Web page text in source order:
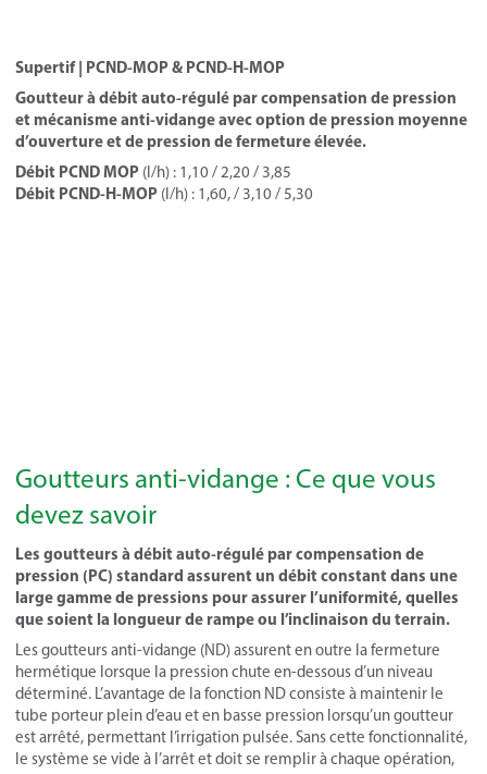
Supertif | PCND-MOP & PCND-H-MOP
Goutteur à débit auto-régulé par compensation de pression
et mécanisme anti-vidange avec option de pression moyenne
d’ouverture et de pression de fermeture élevée.
Débit PCND MOP (l/h) : 1,10 / 2,20 / 3,85
Débit PCND-H-MOP (l/h) : 1,60, / 3,10 / 5,30
Goutteurs anti-vidange : Ce que vous
devez savoir
Les goutteurs à débit auto-régulé par compensation de
pression (PC) standard assurent un débit constant dans une
large gamme de pressions pour assurer l’uniformité, quelles
que soient la longueur de rampe ou l’inclinaison du terrain.
Les goutteurs anti-vidange (ND) assurent en outre la fermeture
hermétique lorsque la pression chute en-dessous d’un niveau
déterminé. L’avantage de la fonction ND consiste à maintenir le
tube porteur plein d’eau et en basse pression lorsqu’un goutteur
est arrêté, permettant l’irrigation pulsée. Sans cette fonctionnalité,
le système se vide à l’arrêt et doit se remplir à chaque opération,